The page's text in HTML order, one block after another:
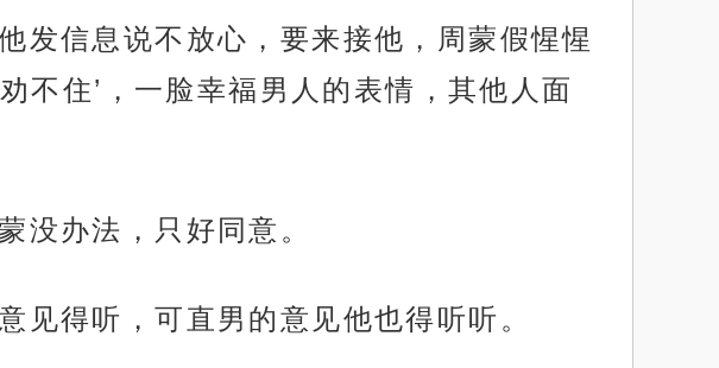
发信息说不放心，要来接他，周蒙假惺惺
不住’，一脸幸福男人的表情，其他人面
没办法，只好同意。
见得听，可直男的意见他也得听听。